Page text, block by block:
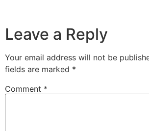
Leave a Reply
Your email address will not be
fields are marked *
Comment *